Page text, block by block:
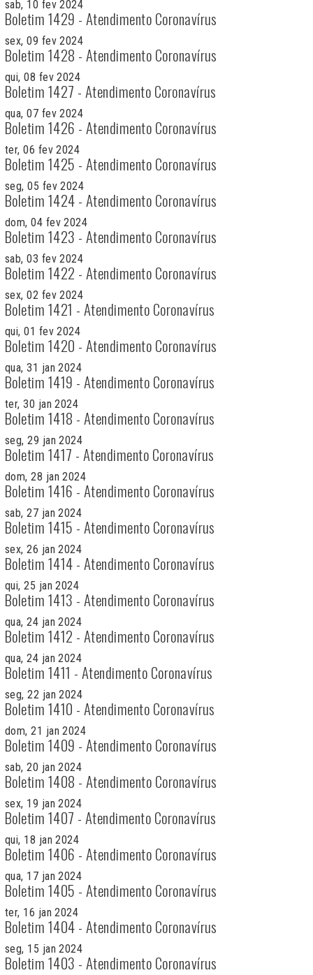
sab, 10 fev 2024
Boletim 1429 - Atendimento Coronavírus
sex, 09 fev 2024
Boletim 1428 - Atendimento Coronavírus
qui, 08 fev 2024
Boletim 1427 - Atendimento Coronavírus
qua, 07 fev 2024
Boletim 1426 - Atendimento Coronavírus
ter, 06 fev 2024
Boletim 1425 - Atendimento Coronavírus
seg, 05 fev 2024
Boletim 1424 - Atendimento Coronavírus
dom, 04 fev 2024
Boletim 1423 - Atendimento Coronavírus
sab, 03 fev 2024
Boletim 1422 - Atendimento Coronavírus
sex, 02 fev 2024
Boletim 1421 - Atendimento Coronavírus
qui, 01 fev 2024
Boletim 1420 - Atendimento Coronavírus
qua, 31 jan 2024
Boletim 1419 - Atendimento Coronavírus
ter, 30 jan 2024
Boletim 1418 - Atendimento Coronavírus
seg, 29 jan 2024
Boletim 1417 - Atendimento Coronavírus
dom, 28 jan 2024
Boletim 1416 - Atendimento Coronavírus
sab, 27 jan 2024
Boletim 1415 - Atendimento Coronavírus
sex, 26 jan 2024
Boletim 1414 - Atendimento Coronavírus
qui, 25 jan 2024
Boletim 1413 - Atendimento Coronavírus
qua, 24 jan 2024
Boletim 1412 - Atendimento Coronavírus
qua, 24 jan 2024
Boletim 1411 - Atendimento Coronavírus
seg, 22 jan 2024
Boletim 1410 - Atendimento Coronavírus
dom, 21 jan 2024
Boletim 1409 - Atendimento Coronavírus
sab, 20 jan 2024
Boletim 1408 - Atendimento Coronavírus
sex, 19 jan 2024
Boletim 1407 - Atendimento Coronavírus
qui, 18 jan 2024
Boletim 1406 - Atendimento Coronavírus
qua, 17 jan 2024
Boletim 1405 - Atendimento Coronavírus
ter, 16 jan 2024
Boletim 1404 - Atendimento Coronavírus
seg, 15 jan 2024
Boletim 1403 - Atendimento Coronavírus